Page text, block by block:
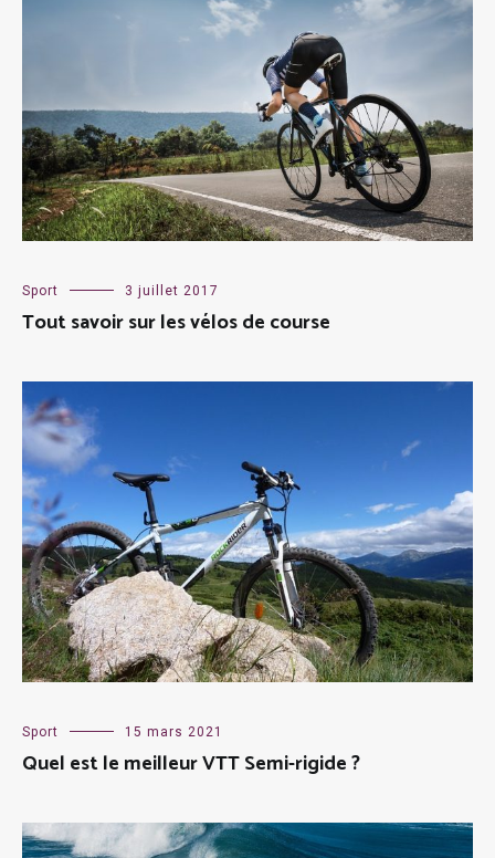
Sport 3 juillet 2017
Tout savoir sur les vélos de course
Sport 15 mars 2021
Quel est le meilleur VTT Semi-rigide ?